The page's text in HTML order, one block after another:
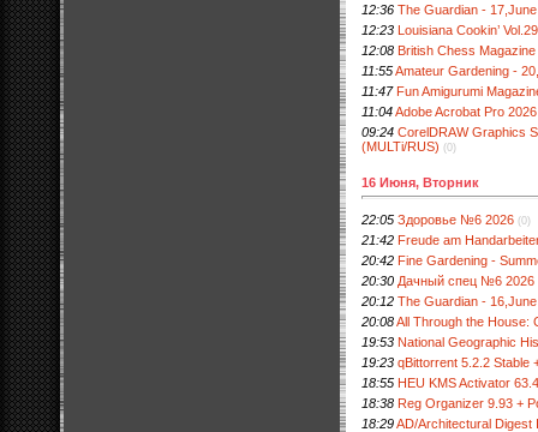
12:36 The Guardian -
12:23 Louisiana Cookin’
12:08 British Chess
11:55Amateur Gardening -
11:47 Fun Amigurumi
11:04Adobe Acrobat Pro
09:24 CorelDRAW Graphics
(MULTi/RUS) (0)
16 Июня, Вторник
22:05 Здоровье №6 2026 (0)
21:42 Freude am
20:42 Fine Gardening -
20:30 Дачный спец №6 2026
20:12 The Guardian -
20:08All Through the House:
19:53 National Geographic
19:23 qBittorrent 5.2.2 Stable
18:55 HEU KMS Activator
18:38 Reg Organizer 9.93 +
18:29AD/Architectural